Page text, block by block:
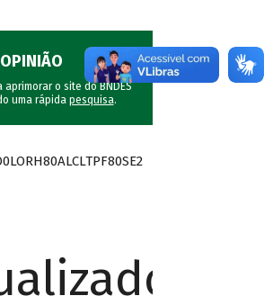
aprimorar o site do BNDES
uma rápida pesquisa.